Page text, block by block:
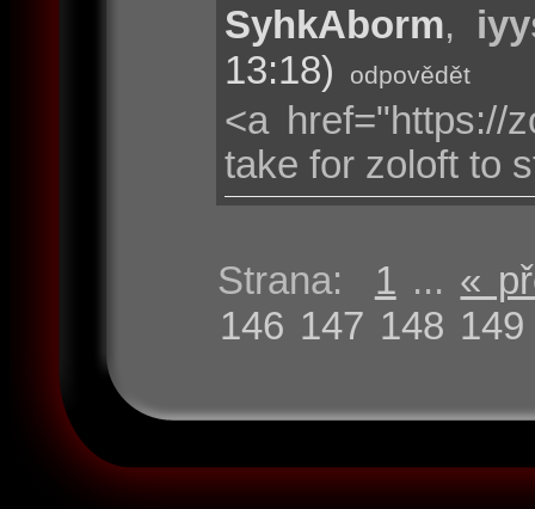
SyhkAborm,
13:18)
odpovědět
<a href="https://
take for zoloft to
Strana: 1 ... «
146 147 148 149